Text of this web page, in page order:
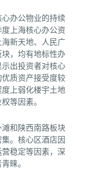
办公物业的持续
上海核心办公资
新天地、人民广
，均有地标性办
出投资者对核心
质资产接受度较
上弱化楼宇土地
等因素。
和陕西南路板块
。核心区酒店因
稳定等因素，深
睐。